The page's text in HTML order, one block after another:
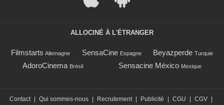
ALLOCINÉ À L'ÉTRANGER
Filmstarts Allemagne SensaCine Espagne Beyazperde Turquie
AdoroCinema Brésil Sensacine México Mexique
Contact Qui sommes-nous Recrutement Publicité CGU CGV